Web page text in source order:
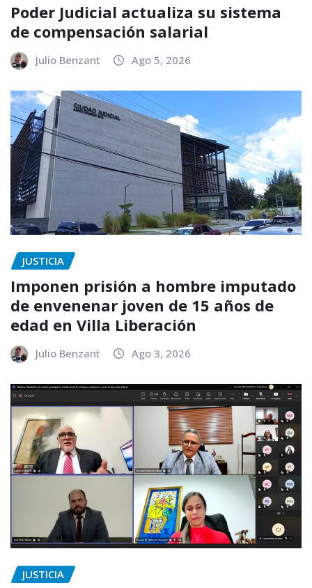
Poder Judicial actualiza su sistema
de compensación salarial
Julio Benzant Ago 5, 2026
JUSTICIA
Imponen prisión a hombre imputado
de envenenar joven de 15 años de
edad en Villa Liberación
Julio Benzant Ago 3, 2026
JUSTICIA